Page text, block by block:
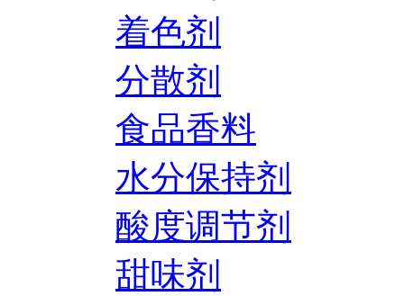
着色剂
分散剂
食品香料
水分保持剂
酸度调节剂
甜味剂